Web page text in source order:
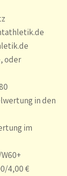
oder
in den
im
4,00 €